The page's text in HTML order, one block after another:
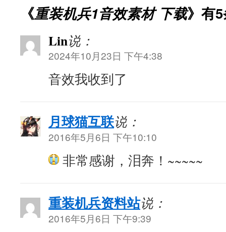
《重装机兵1音效素材 下载》有
Lin说：
2024年10月23日 下午4:38
音效我收到了
月球猫互联说：
2016年5月6日 下午10:10
非常感谢，泪奔！~~~~~
重装机兵资料站说：
2016年5月6日 下午9:39